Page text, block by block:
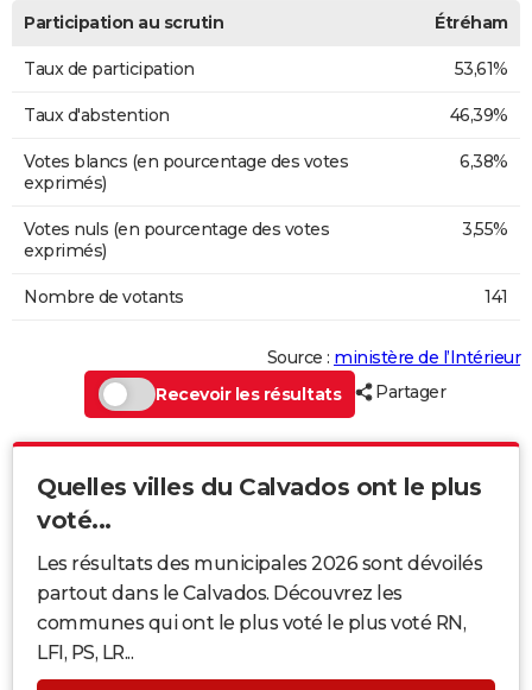
FORUM
Participation au scrutin Étréham
Taux de participation 53,61%
Taux d'abstention 46,39%
Votes blancs (en pourcentage des votes
exprimés)
6,38%
Votes nuls (en pourcentage des votes
exprimés)
3,55%
Nombre de votants 141
Source : ministère de l’Intérieur
Recevoir les résultats
Partager
Quelles villes du Calvados ont le plus
voté...
Les résultats des municipales 2026 sont dévoilés
partout dans le Calvados. Découvrez les
communes qui ont le plus voté le plus voté RN,
LFI, PS, LR...